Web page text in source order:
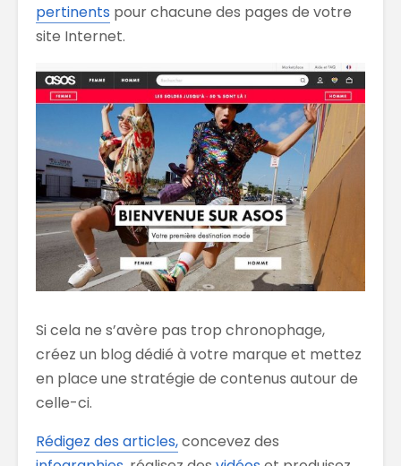
pertinents pour chacune des pages de votre
site Internet.
Si cela ne s’avère pas trop chronophage,
créez un blog dédié à votre marque et mettez
en place une stratégie de contenus autour de
celle-ci.
Rédigez des articles,concevez des